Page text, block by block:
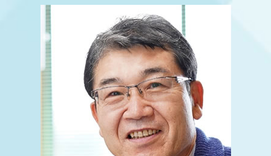
税務調査 タイミング
税務調査 拒否
税務調査 企業
税務相談 どこから
節税対策 法人
決算前 節税対策
事業承継
事業承継税制
事業承継税制 延長
相続税 いくらから払う
相続税 変遷
遺産分割対策
相続税 保険金 非課税
相続税 いくらから 配偶者
相続税 還付
相続税 対策
相続税基礎控除 生命保険
相続税 マンション 生前贈与
相続税 いくらから 生前贈与
大阪市 税務調査
神戸市 法人成り
大阪市 事業承継
明石市 起業支援
姫路市 起業支援
神戸市 相続税 申告
明石市 税務相談
大阪市 税務相談
姫路市 事業承継
明石市 相続 対策